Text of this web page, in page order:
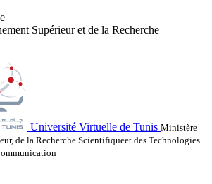
Supérieur et de la Recherche
Université Virtuelle de Tunis Ministère
de la Recherche Scientifiqueet des Technologies